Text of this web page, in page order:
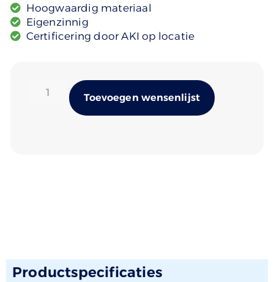
Hoogwaardig materiaal
Eigenzinnig
Certificering door AKI op locatie
Toevoegen wensenlijst
Productspecificaties